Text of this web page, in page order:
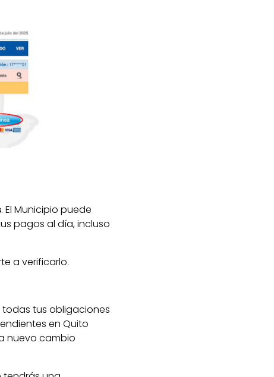
. El Municipio puede
pagos al día, incluso
a verificarlo.
tus obligaciones
en Quito
nuevo cambio